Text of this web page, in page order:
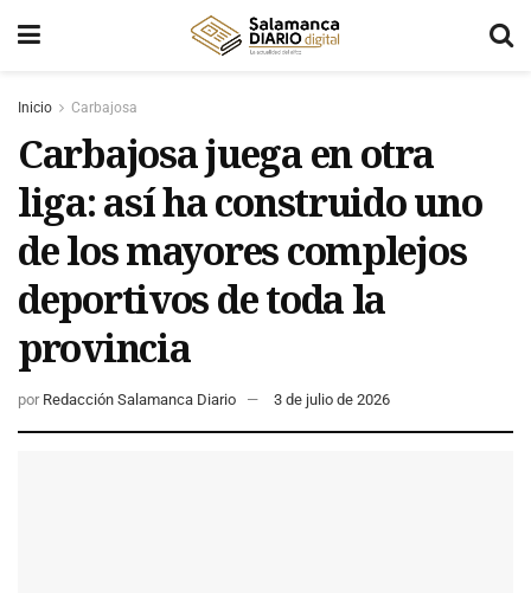
Inicio Carbajosa
Carbajosa juega en otra
liga: así ha construido uno
de los mayores complejos
deportivos de toda la
provincia
por Redacción Salamanca Diario 3 de julio de 2026